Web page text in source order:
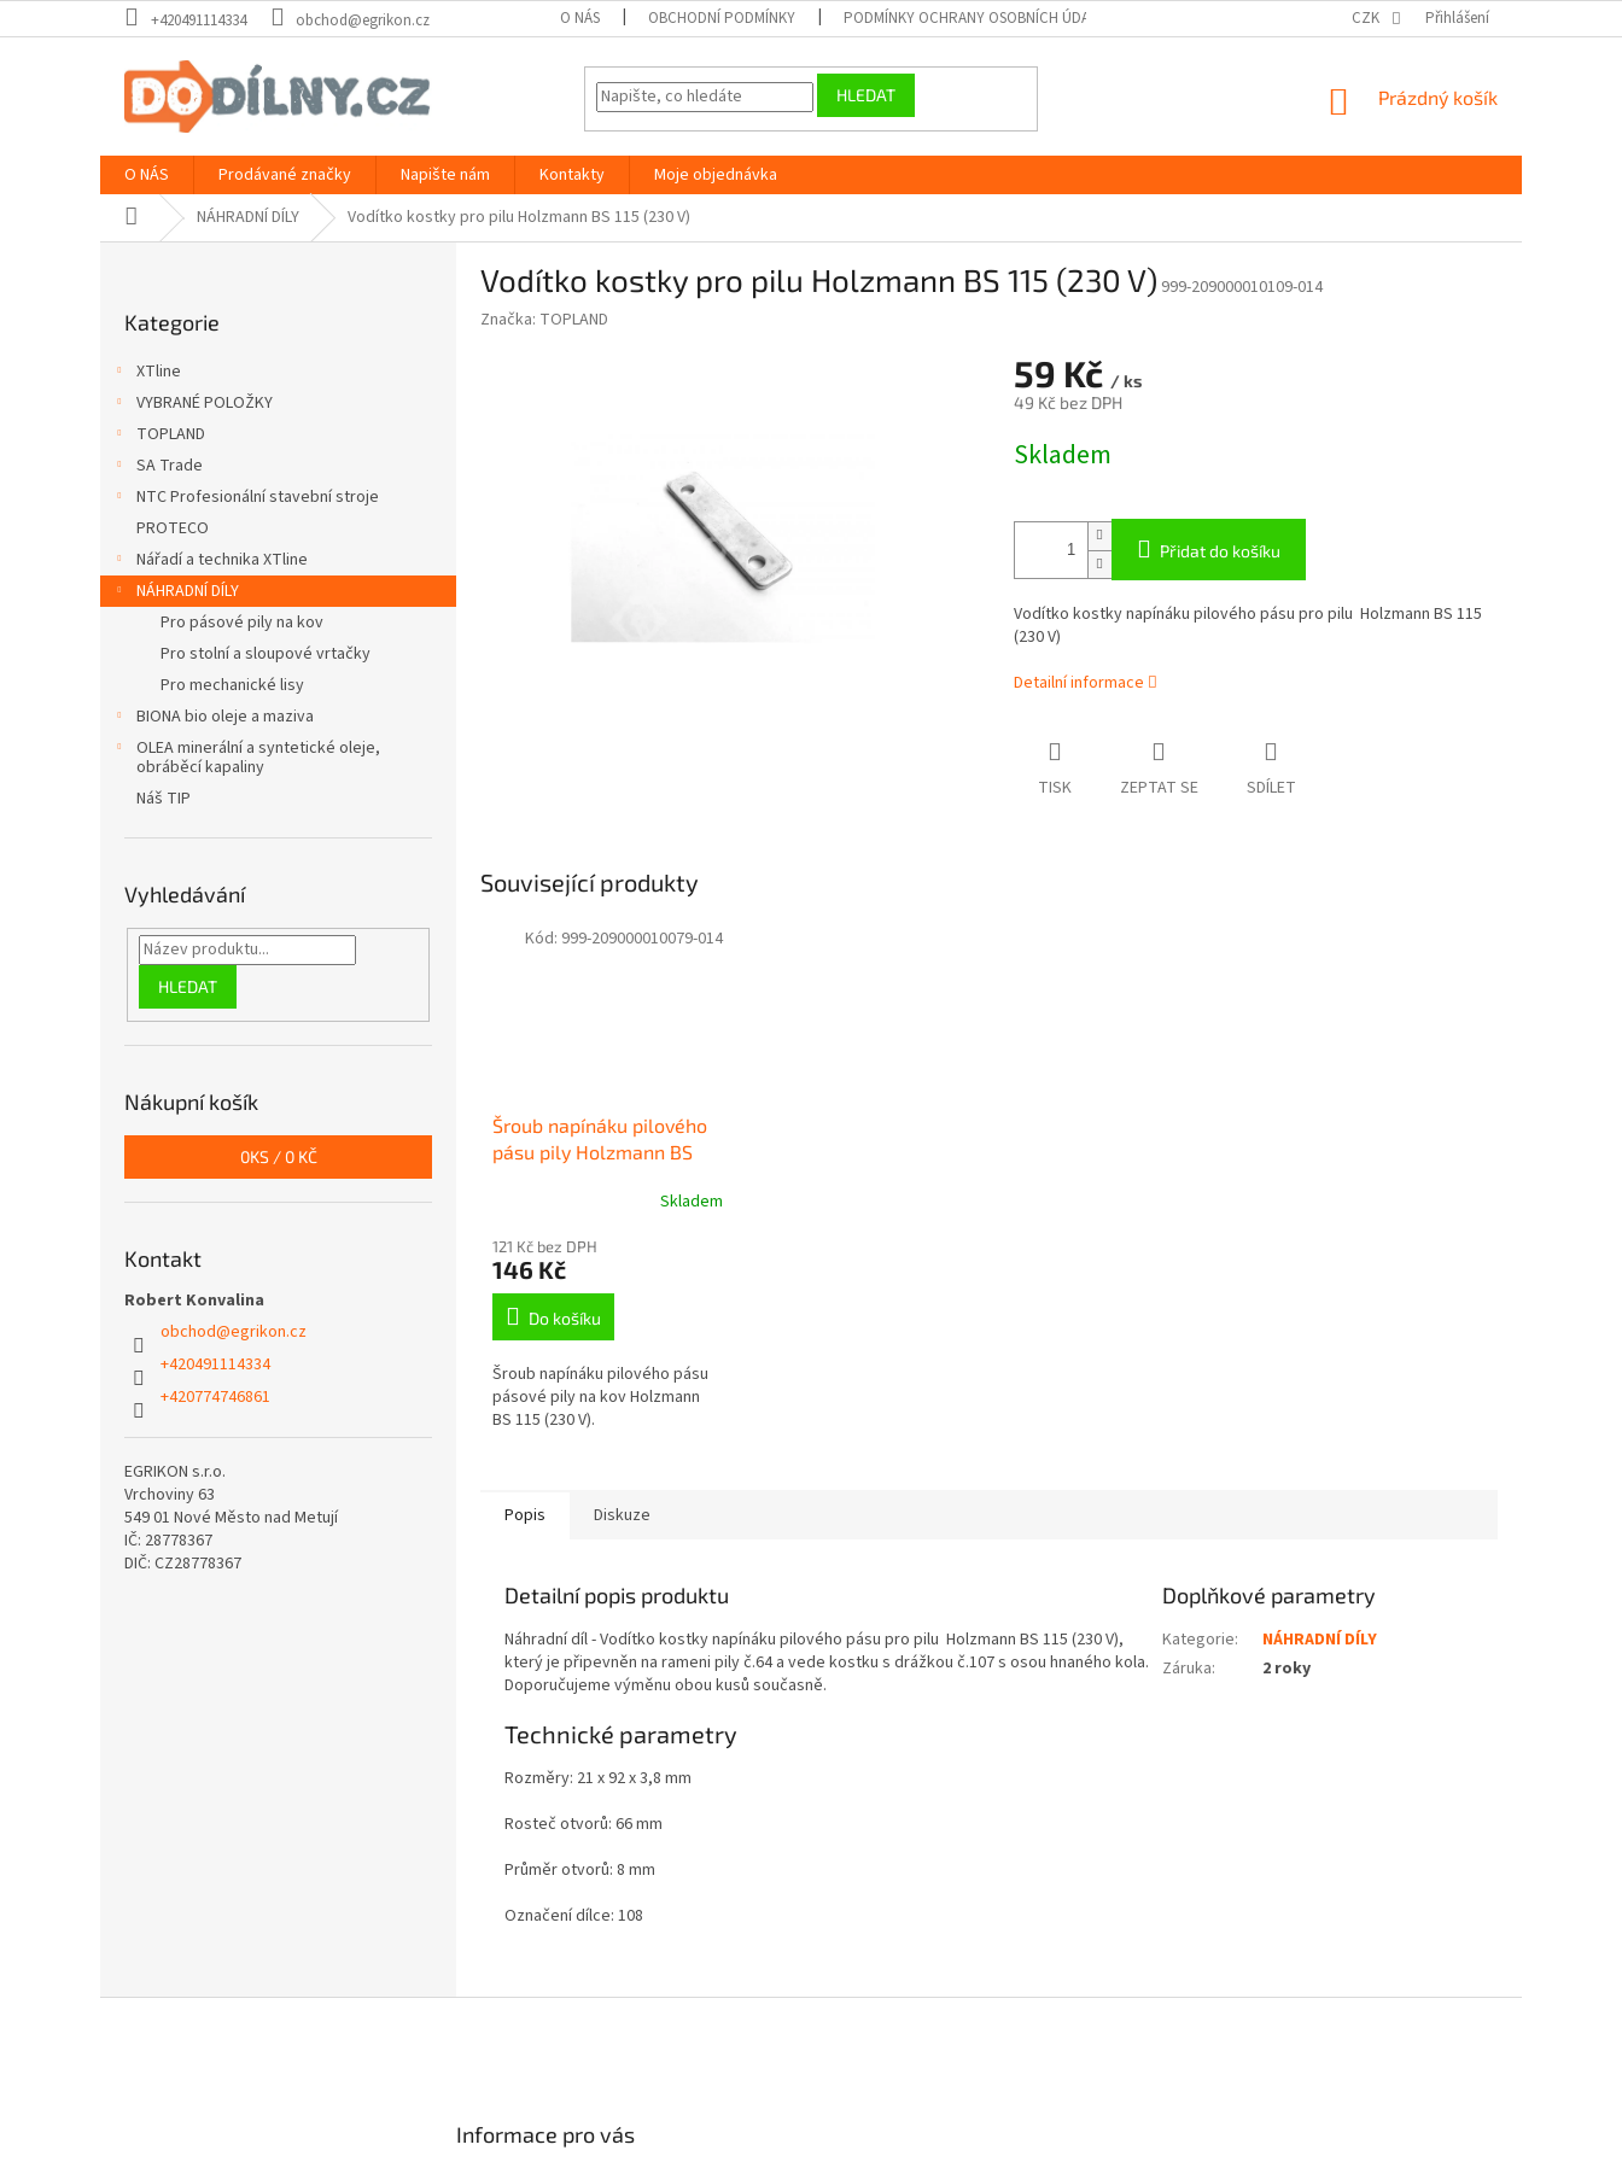
na
+420491114334 obchod@egrikon.cz O NÁS OBCHODNÍ PODMÍNKY PODMÍNKY OCHRANY OSOBNÍCH ÚDAJŮ GDPR CZK Přihlášení
HLEDAT
NÁKUPNÍ
Prázdný košík
O NÁS Prodávané značky Napište nám Kontakty
Moje objednávka
Domů NÁHRADNÍ DÍLY Vodítko kostky pro pilu Holzmann BS 115 (230 V)
e
l
kategorie
Kategorie
XTline
VYBRANÉ POLOŽKY
TOPLAND
SA Trade
NTC Profesionální stavební stroje
PROTECO
Nářadí a technika XTline
NÁHRADNÍ DÍLY
Pro pásové pily na kov
Pro stolní a sloupové vrtačky
Pro mechanické lisy
BIONA bio oleje a maziva
OLEA minerální a syntetické oleje,
obráběcí kapaliny
Náš TIP
Vyhledávání
HLEDAT
Nákupní košík
0KS / 0 KČ
Kontakt
Robert Konvalina
obchod@egrikon.cz
+420491114334
+420774746861
EGRIKON s.r.o.
Vrchoviny 63
549 01 Nové Město nad Metují
IČ: 28778367
DIČ: CZ28778367
Vodítko kostky pro pilu Holzmann BS 115 (230 V) 999-209000010109-014
Značka: TOPLAND
59 Kč / ks
49 Kč bez DPH
cena:
Skladem
Přidat do košíku
Vodítko kostky napínáku pilového pásu pro pilu Holzmann BS 115
(230 V)
Detailní informace
TISK ZEPTAT SE SDÍLET
Související produkty
Šroub napínáku pilového
pásu pily Holzmann BS
Skladem
121 Kč bez DPH
146 Kč
Do košíku
Šroub napínáku pilového pásu
pásové pily na kov Holzmann
BS 115 (230 V).
Kód: 999-209000010079-014
Popis Diskuze
Detailní popis produktu
Náhradní díl - Vodítko kostky napínáku pilového pásu pro pilu Holzmann BS 115 (230 V),
který je připevněn na rameni pily č.64 a vede kostku s drážkou č.107 s osou hnaného kola.
Doporučujeme výměnu obou kusů současně.
Technické parametry
Rozměry: 21 x 92 x 3,8 mm
Rosteč otvorů: 66 mm
Průměr otvorů: 8 mm
Označení dílce: 108
Doplňkové parametry
Kategorie:
NÁHRADNÍ DÍLY
Záruka: 2 roky
Informace pro vás